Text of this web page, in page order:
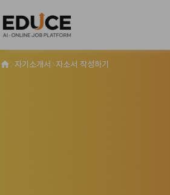
>자기소개서>자소서 작성하기